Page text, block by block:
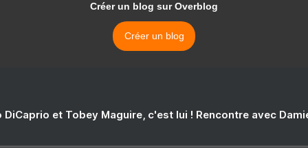
Créer un blog sur Overblog
Créer un blog
DiCaprio et Tobey Maguire, c'est lui ! Rencontre avec